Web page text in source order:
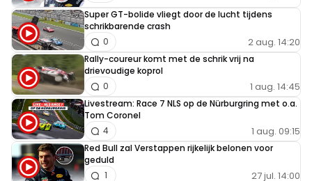
Super GT-bolide vliegt door de lucht tijdens
schrikbarende crash
2 aug. 14:20
0
Rally-coureur komt met de schrik vrij na
drievoudige koprol
1 aug. 14:45
0
Livestream: Race 7 NLS op de Nürburgring met o.a.
Tom Coronel
1 aug. 09:15
4
Red Bull zal Verstappen rijkelijk belonen voor
geduld
27 jul. 14:00
1